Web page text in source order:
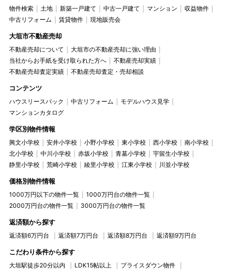
物件検索 土地 新築一戸建て 中古一戸建て マンション
収益物件
中古リフォーム
賃貸物件 現地販売会
大垣市不動産売却
不動産売却について
大垣市の不動産売却に強い理由
当社からお手紙を受け取られた方へ
不動産売却実績
不動産売却査定実績
不動産売却査定・売却相談
コンテンツ
ハウスリースバック 中古リフォーム
モデルハウス見学
マンションカタログ
学区別物件情報
興文小学校 安井小学校 小野小学校 東小学校 西小学校
南小学校
北小学校
中川小学校 赤坂小学校 青墓小学校
宇留生小学校
静里小学校
荒崎小学校 綾里小学校 江東小学校 川並小学校
価格別物件情報
1000万円以下の物件一覧
1000万円台の物件一覧
2000万円台の物件一覧
3000万円台の物件一覧
返済額から探す
返済額6万円台 返済額7万円台 返済額8万円台 返済額9万円台
こだわり条件から探す
大垣駅徒歩20分以内 LDK15帖以上
プライスダウン物件